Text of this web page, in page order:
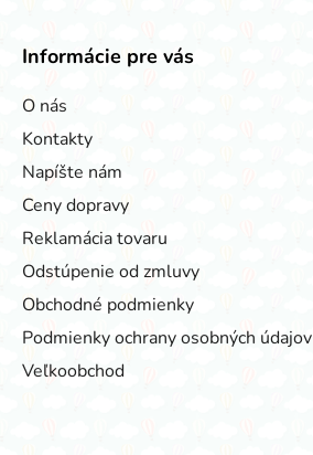
Informácie pre vás
O nás
Kontakty
Napíšte nám
Ceny dopravy
Reklamácia tovaru
Odstúpenie od zmluvy
Obchodné podmienky
Podmienky ochrany osobných údajov
Veľkoobchod